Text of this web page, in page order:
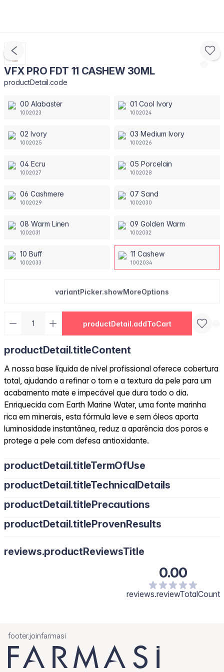
VFX PRO FDT 11 CASHEW 30ML
productDetail.code
00 Alabaster
1002023
01 Cool Ivory
1002024
02 Ivory
1002025
03 Medium Ivory
1002026
04 Ecru
1002027
05 Porcelain
1002028
06 Cashmere
1002029
07 Sand
1002030
08 Warm Linen
1002031
09 Golden Warm
1002032
10 Buff
1002033
11 Cashew
1002034
variantPicker.showMoreOptions
productDetail.addToCart
productDetail.titleContent
A nossa base líquida de nível profissional oferece cobertura
total, ajudando a refinar o tom e a textura da pele para um
acabamento mate e impecável que dura todo o dia.
Enriquecida com Earth Marine Water, uma fonte marinha
rica em minerais, esta fórmula leve e sem óleos aporta
luminosidade instantânea, reduz a aparência dos poros e
protege a pele com defesa antioxidante.
productDetail.titleTermOfUse
productDetail.titleTechnicalDetails
productDetail.titlePrecautions
productDetail.titleProvenResults
reviews.productReviewsTitle
0.00
reviews.reviewTotalCount
footer.joinfarmasi